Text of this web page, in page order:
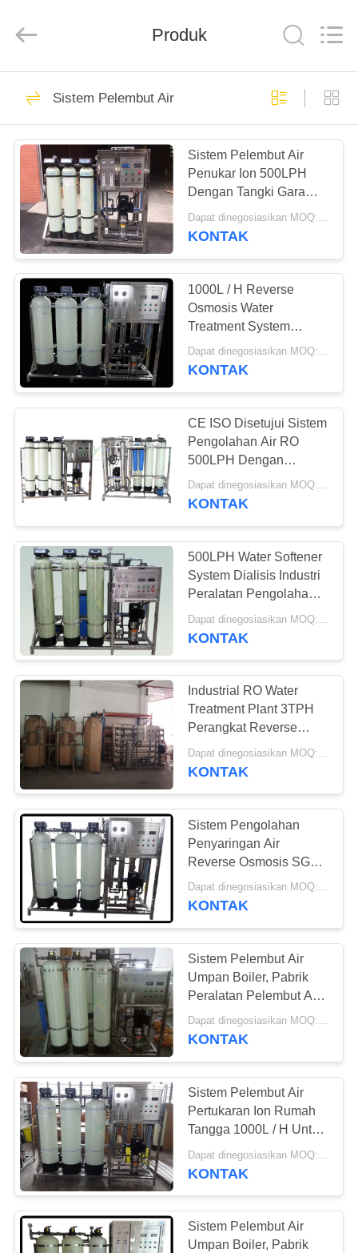
RUMAH
PRODUK
TENTANG
KAMI
TUR
PABRIK
KONTROL
KUALITAS
HUBUNGI
KAMI
PERMINTAAN
COMPANY
NEWS
SITEMAP
PRIVACY
POLICY
Treatment
Equipment
Sistem Pengolahan
Air RO
279
Sistem Air Payau
99
Sistem Air Ultrapure
106
Sistem Pelembut Air
82
Sistem Membran
Ultrafiltrasi
Sistem Air
Penghilang Besi
29
Sistem Pengolahan
Air Pertukaran Ion
21
Produk
Sistem Pelembut Air
Sistem Pelembut Air
Penukar Ion 500LPH
Dengan Tangki Garam
Dan Resin Kation
Dapat dinegosiasikan MOQ:> = 1 set
KONTAK
1000L / H Reverse
Osmosis Water
Treatment System
Dengan Water Softener
Dapat dinegosiasikan MOQ:> = 1 set
KONTAK
CE ISO Disetujui Sistem
Pengolahan Air RO
500LPH Dengan
Pelembut Air Otomatis
Dapat dinegosiasikan MOQ:> = 1 set
KONTAK
500LPH Water Softener
System Dialisis Industri
Peralatan Pengolahan
Air
KONTAK
Industrial RO Water
Treatment Plant 3TPH
Perangkat Reverse
Osmosis Dengan Water
Softener
Dapat dinegosiasikan MOQ:> = 1 set
KONTAK
Sistem Pengolahan
Penyaringan Air
Reverse Osmosis SGS
Dengan Pelembut Air
Kontrol Otomatis
Dapat dinegosiasikan MOQ:> = 1 set
KONTAK
Sistem Pelembut Air
Umpan Boiler, Pabrik
Peralatan Pelembut Air
1T / H
Dapat dinegosiasikan MOQ:> = 1 set
KONTAK
Sistem Pelembut Air
Pertukaran Ion Rumah
Tangga 1000L / H Untuk
Pengolahan Air
KONTAK
Sistem Pelembut Air
Umpan Boiler, Pabrik